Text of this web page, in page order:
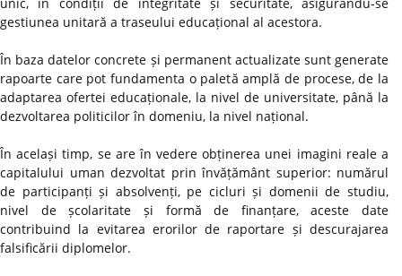
gestiunea unitară a traseului educațional al acestora.
În baza datelor concrete și permanent actualizate sunt generate
rapoarte care pot fundamenta o paletă amplă de procese, de la
adaptarea ofertei educaționale, la nivel de universitate, până la
dezvoltarea politicilor în domeniu, la nivel național.
În același timp, se are în vedere obținerea unei imagini reale a
capitalului uman dezvoltat prin învățământ superior: numărul
de participanți și absolvenți, pe cicluri și domenii de studiu,
nivel de școlaritate și formă de finanțare, aceste date
contribuind la evitarea erorilor de raportare și descurajarea
falsificării diplomelor.